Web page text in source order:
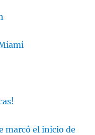
marcó el inicio de